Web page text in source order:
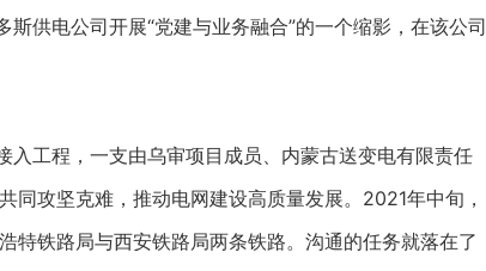
电公司开展“党建与业务融合”的一个缩影，在该公司
工程，一支由乌审项目成员、内蒙古送变电有限责任
攻坚克难，推动电网建设高质量发展。2021年中旬，
特铁路局与西安铁路局两条铁路。沟通的任务就落在了